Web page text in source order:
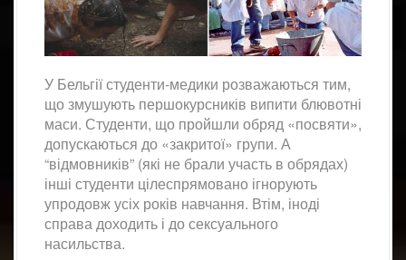
У Бельгії студенти-медики розважаються тим,
що змушують першокурсників випити блювотні
маси. Студенти, що пройшли обряд «посвяти»,
допускаються до «закритої» групи. А
“відмовників” (які не брали участь в обрядах)
інші студенти цілеспрямовано ігнорують
упродовж усіх років навчання. Втім, іноді
справа доходить і до сексуального
насильства.